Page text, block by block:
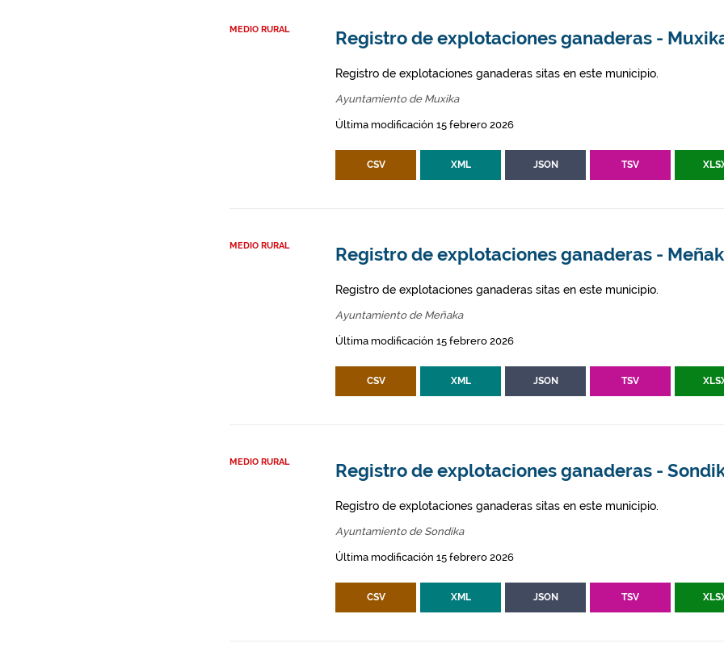
MEDIO RURAL Registro de explotaciones ganaderas -
Registro de explotaciones ganaderas sitas en este municipio.
Ayuntamiento de Muxika
Última modificación 15 febrero 2026
CSV XML JSON TSV
MEDIO RURAL Registro de explotaciones ganaderas -
Registro de explotaciones ganaderas sitas en este municipio.
Ayuntamiento de Meñaka
Última modificación 15 febrero 2026
CSV XML JSON TSV
MEDIO RURAL Registro de explotaciones ganaderas -
Registro de explotaciones ganaderas sitas en este municipio.
Ayuntamiento de Sondika
Última modificación 15 febrero 2026
CSV XML JSON TSV